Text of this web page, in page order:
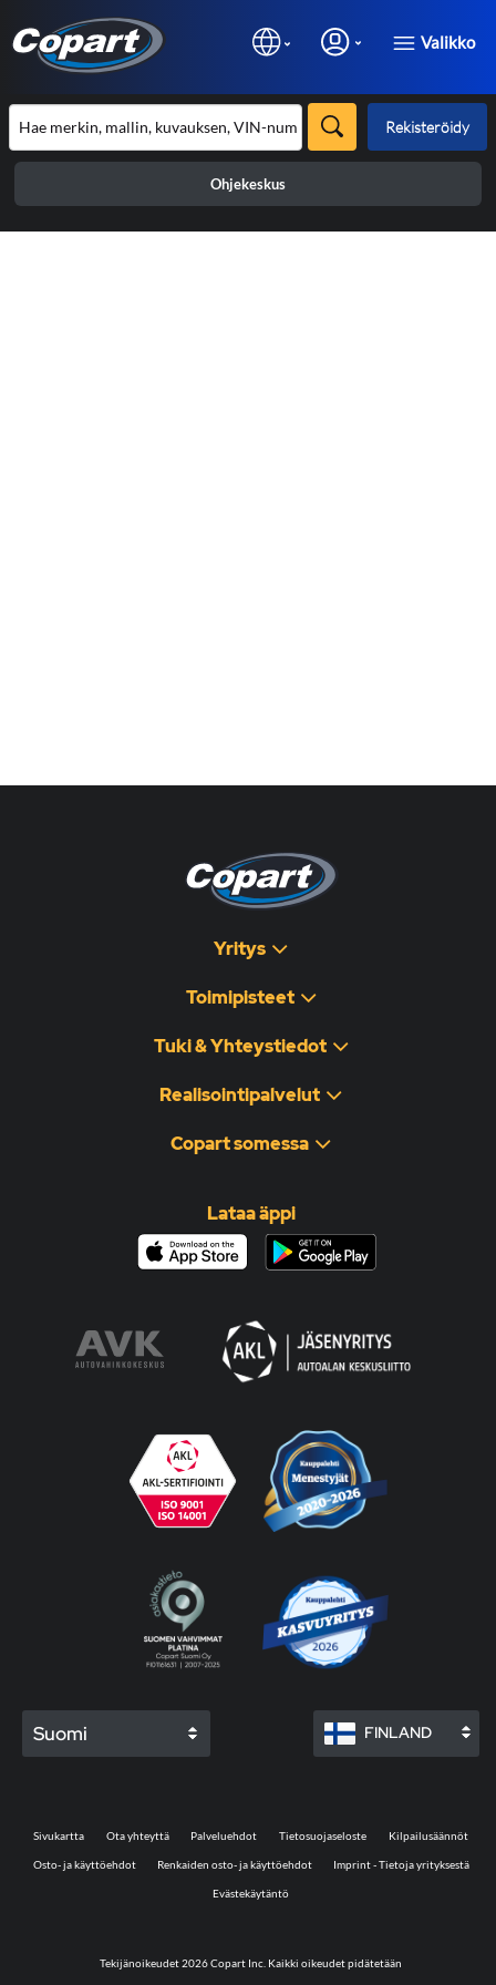
Valikko
Rekisteröidy
Ohjekeskus
Yritys
Toimipisteet
Tuki & Yhteystiedot
Realisointipalvelut
Copart somessa
Lataa äppi
Suomi FINLAND
Tekijänoikeudet 2026 Copart Inc. Kaikki oikeudet pidätetään
Sivukartta Ota yhteyttä Palveluehdot Tietosuojaseloste Kilpailusäännöt
Osto- ja käyttöehdot Renkaiden osto- ja käyttöehdot Imprint - Tietoja yrityksestä
Evästekäytäntö